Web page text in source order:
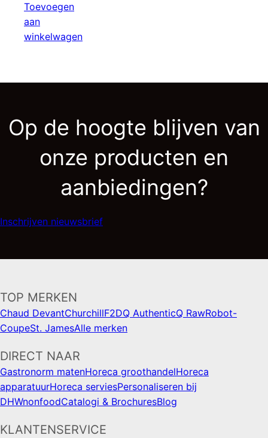
Toevoegen
aan
winkelwagen
Op de hoogte blijven van
onze producten en
aanbiedingen?
Inschrijven nieuwsbrief
TOP MERKEN
Chaud DevantChurchillF2DQ AuthenticQ RawRobot-
CoupeSt. JamesAlle merken
DIRECT NAAR
Gastronorm matenHoreca groothandelHoreca
apparatuurHoreca serviesPersonaliseren bij
DHWnonfoodCatalogi & BrochuresBlog
KLANTENSERVICE